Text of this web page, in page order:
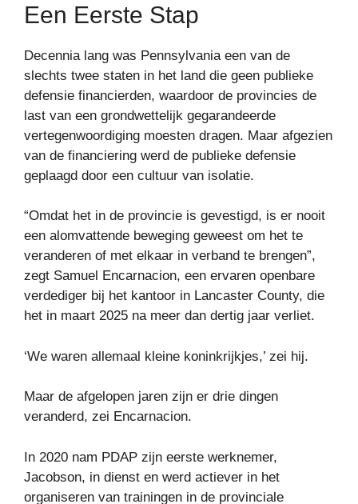
Een Eerste Stap
Decennia lang was Pennsylvania een van de
slechts twee staten in het land die geen publieke
defensie financierden, waardoor de provincies de
last van een grondwettelijk gegarandeerde
vertegenwoordiging moesten dragen. Maar afgezien
van de financiering werd de publieke defensie
geplaagd door een cultuur van isolatie.
“Omdat het in de provincie is gevestigd, is er nooit
een alomvattende beweging geweest om het te
veranderen of met elkaar in verband te brengen”,
zegt Samuel Encarnacion, een ervaren openbare
verdediger bij het kantoor in Lancaster County, die
het in maart 2025 na meer dan dertig jaar verliet.
‘We waren allemaal kleine koninkrijkjes,’ zei hij.
Maar de afgelopen jaren zijn er drie dingen
veranderd, zei Encarnacion.
In 2020 nam PDAP zijn eerste werknemer,
Jacobson, in dienst en werd actiever in het
organiseren van trainingen in de provinciale